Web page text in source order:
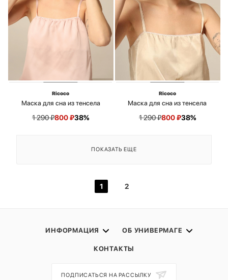
Ricoco
Маска для сна из тенсела
1 290₽800₽38%
Ricoco
Маска для сна из тенсела
1 290₽800₽38%
ПОКАЗАТЬ ЕЩЕ
1 2
ИНФОРМАЦИЯ ОБ УНИВЕРМАГЕ
КОНТАКТЫ
ПОДПИСАТЬСЯ НА РАССЫЛКУ